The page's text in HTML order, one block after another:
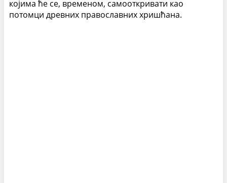
којима ће се, временом, самооткривати као
потомци древних православних хришћана.